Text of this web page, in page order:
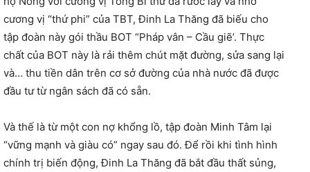
cương vị “thứ phi” của TBT, Đinh La Thăng đã biếu cho
tập đoàn này gói thầu BOT “Pháp vân – Cầu giẽ’. Thực
chất của BOT này là rải thêm chút mặt đường, sửa sang lại
và… thu tiền dân trên cơ sở đường của nhà nước đã được
đầu tư từ ngân sách đã có sẵn.
Và thế là từ một con nợ khổng lồ, tập đoàn Minh Tâm lại
“vững mạnh và giàu có” ngay sau đó. Để rồi khi tình hình
chính trị biến động, Đinh La Thăng đã bắt đầu thất sủng,